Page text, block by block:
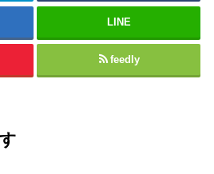
LINE
feedly